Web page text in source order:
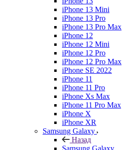
iPhone 13 Mini
iPhone 13 Pro
iPhone 13 Pro Max
iPhone 12
iPhone 12 Mini
iPhone 12 Pro
iPhone 12 Pro Max
iPhone SE 2022
iPhone 11
iPhone 11 Pro
iPhone Xs Max
iPhone 11 Pro Max
iPhone X
iPhone XR
Samsung Galaxy
Назад
Samsung Galaxy